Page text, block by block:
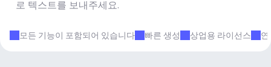
로 텍스트를 보내주세요.
모든 기능이 포함되어 있습니다 빠른 생성 상업용 라이선스